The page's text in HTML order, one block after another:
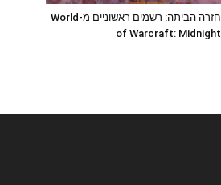
חזרה הביתה: רשמים ראשוניים מ-World
of Warcraft: Midnight